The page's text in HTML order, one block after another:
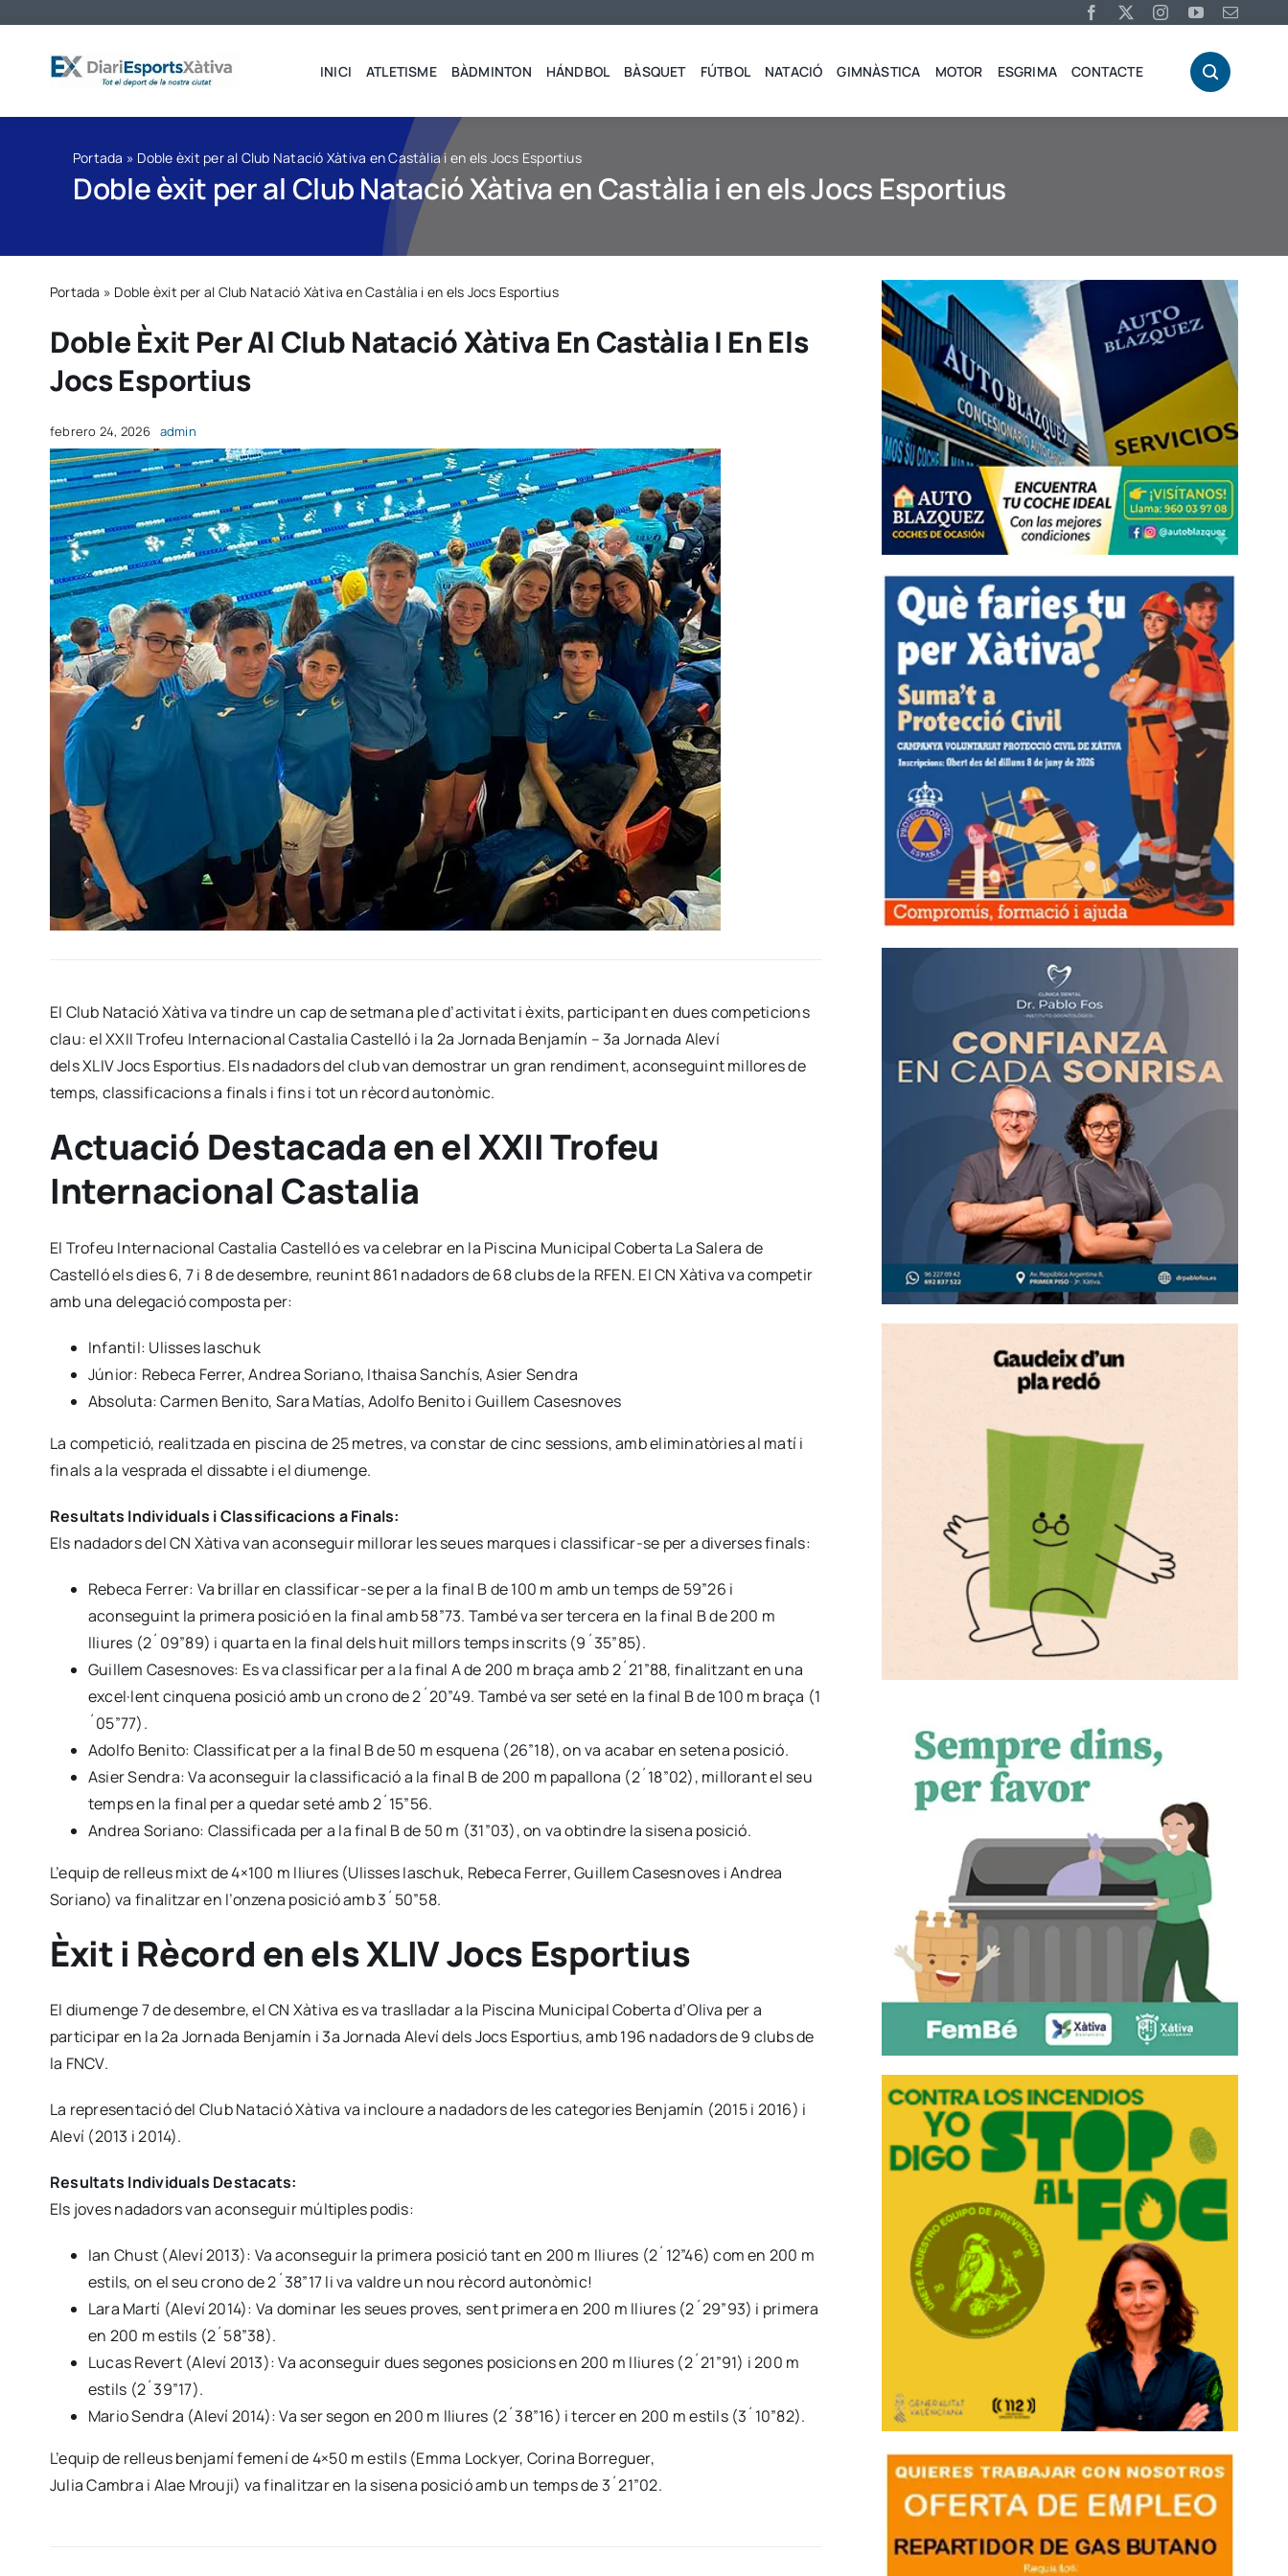
contenido
INICI ATLETISME BÀDMINTON HÁNDBOL BÀSQUET FÚTBOL NATACIÓ GIMNÀSTICA MOTOR ESGRIMA CONTACTE
Portada » Doble èxit per al Club Natació Xàtiva en Castàlia i en els Jocs Esportius
Doble èxit per al Club Natació Xàtiva en Castàlia i en els Jocs Esportius
Portada » Doble èxit per al Club Natació Xàtiva en Castàlia i en els Jocs Esportius
Doble Èxit Per Al Club Natació Xàtiva En Castàlia I En Els
Jocs Esportius
febrero 24, 2026 admin
El Club Natació Xàtiva va tindre un cap de setmana ple d’activitat i èxits, participant en dues competicions
clau: el XXII Trofeu Internacional Castalia Castelló i la 2a Jornada Benjamín – 3a Jornada Aleví
dels XLIV Jocs Esportius. Els nadadors del club van demostrar un gran rendiment, aconseguint millores de
temps, classificacions a finals i fins i tot un rècord autonòmic.
Actuació Destacada en el XXII Trofeu
Internacional Castalia
El Trofeu Internacional Castalia Castelló es va celebrar en la Piscina Municipal Coberta La Salera de
Castelló els dies 6, 7 i 8 de desembre, reunint 861 nadadors de 68 clubs de la RFEN. El CN Xàtiva va competir
amb una delegació composta per:
Infantil: Ulisses Iaschuk
Júnior: Rebeca Ferrer, Andrea Soriano, Ithaisa Sanchís, Asier Sendra
Absoluta: Carmen Benito, Sara Matías, Adolfo Benito i Guillem Casesnoves
La competició, realitzada en piscina de 25 metres, va constar de cinc sessions, amb eliminatòries al matí i
finals a la vesprada el dissabte i el diumenge.
Resultats Individuals i Classificacions a Finals:
Els nadadors del CN Xàtiva van aconseguir millorar les seues marques i classificar-se per a diverses finals:
Rebeca Ferrer: Va brillar en classificar-se per a la final B de 100 m amb un temps de 59”26 i
aconseguint la primera posició en la final amb 58”73. També va ser tercera en la final B de 200 m
lliures (2´09”89) i quarta en la final dels huit millors temps inscrits (9´35”85).
Guillem Casesnoves: Es va classificar per a la final A de 200 m braça amb 2´21”88, finalitzant en una
excel·lent cinquena posició amb un crono de 2´20”49. També va ser seté en la final B de 100 m braça (1
´05”77).
Adolfo Benito: Classificat per a la final B de 50 m esquena (26”18), on va acabar en setena posició.
Asier Sendra: Va aconseguir la classificació a la final B de 200 m papallona (2´18”02), millorant el seu
temps en la final per a quedar seté amb 2´15”56.
Andrea Soriano: Classificada per a la final B de 50 m (31”03), on va obtindre la sisena posició.
L’equip de relleus mixt de 4×100 m lliures (Ulisses Iaschuk, Rebeca Ferrer, Guillem Casesnoves i Andrea
Soriano) va finalitzar en l’onzena posició amb 3´50”58.
Èxit i Rècord en els XLIV Jocs Esportius
El diumenge 7 de desembre, el CN Xàtiva es va traslladar a la Piscina Municipal Coberta d’Oliva per a
participar en la 2a Jornada Benjamín i 3a Jornada Aleví dels Jocs Esportius, amb 196 nadadors de 9 clubs de
la FNCV.
La representació del Club Natació Xàtiva va incloure a nadadors de les categories Benjamín (2015 i 2016) i
Aleví (2013 i 2014).
Resultats Individuals Destacats:
Els joves nadadors van aconseguir múltiples podis:
Ian Chust (Aleví 2013): Va aconseguir la primera posició tant en 200 m lliures (2´12”46) com en 200 m
estils, on el seu crono de 2´38”17 li va valdre un nou rècord autonòmic!
Lara Martí (Aleví 2014): Va dominar les seues proves, sent primera en 200 m lliures (2´29”93) i primera
en 200 m estils (2´58”38).
Lucas Revert (Aleví 2013): Va aconseguir dues segones posicions en 200 m lliures (2´21”91) i 200 m
estils (2´39”17).
Mario Sendra (Aleví 2014): Va ser segon en 200 m lliures (2´38”16) i tercer en 200 m estils (3´10”82).
L’equip de relleus benjamí femení de 4×50 m estils (Emma Lockyer, Corina Borreguer,
Julia Cambra i Alae Mrouji) va finalitzar en la sisena posició amb un temps de 3´21”02.